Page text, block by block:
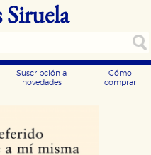
Siruela
Suscripción a
novedades
Cómo
comprar